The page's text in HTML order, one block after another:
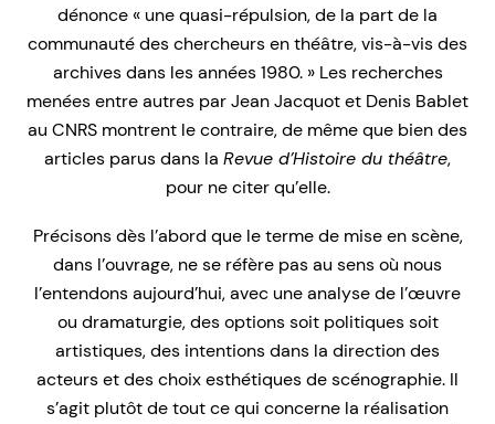
dénonce « une quasi-répulsion, de la part de la
communauté des chercheurs en théâtre, vis-à-vis des
archives dans les années 1980. » Les recherches
menées entre autres par Jean Jacquot et Denis Bablet
au CNRS montrent le contraire, de même que bien des
articles parus dans la Revue d’Histoire du théâtre,
pour ne citer qu’elle.
Précisons dès l’abord que le terme de mise en scène,
dans l’ouvrage, ne se réfère pas au sens où nous
l’entendons aujourd’hui, avec une analyse de l’œuvre
ou dramaturgie, des options soit politiques soit
artistiques, des intentions dans la direction des
acteurs et des choix esthétiques de scénographie. Il
s’agit plutôt de tout ce qui concerne la réalisation